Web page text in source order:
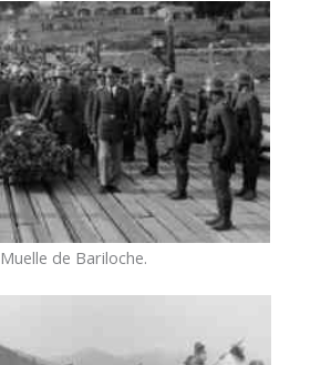
Muelle de Bariloche.